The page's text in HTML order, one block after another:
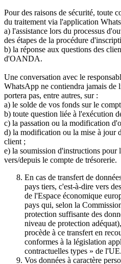
Pour des raisons de sécurité, toute
du traitement via l'application
a) l'assistance lors du processus
des étapes de la procédure
b) la réponse aux questions des
d'OANDA.
Une conversation avec le
WhatsApp ne contiendra jamais de
portera pas, entre autres, sur :
a) le solde de vos fonds sur le
b) toute question liée à l'exécution
c) la passation ou la modification
d) la modification ou la mise à jour
client ;
e) la soumission d'instructions pour
vers/depuis le compte de trésorerie.
En cas de transfert de
pays tiers, c'est-à-dire vers
de l'Espace économique
pays qui, selon la
protection suffisante des
niveau de protection
procède à ce transfert en
conformes à la législation
contractuelles types » de l'UE.
Vos données à caractère